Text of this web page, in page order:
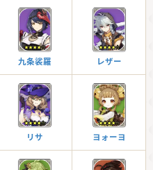
九条裟羅 レザー
リサ ヨォーヨ